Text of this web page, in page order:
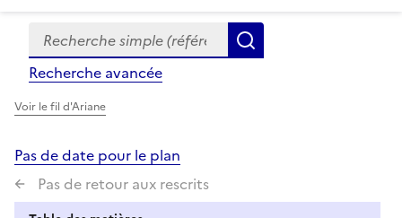
Formulaire
de
recherche
Recherche simple (références, mots clés, partie du
Recherche avancée
Voir le fil d'Ariane
Pas de date pour le plan
Pas de retour aux rescrits